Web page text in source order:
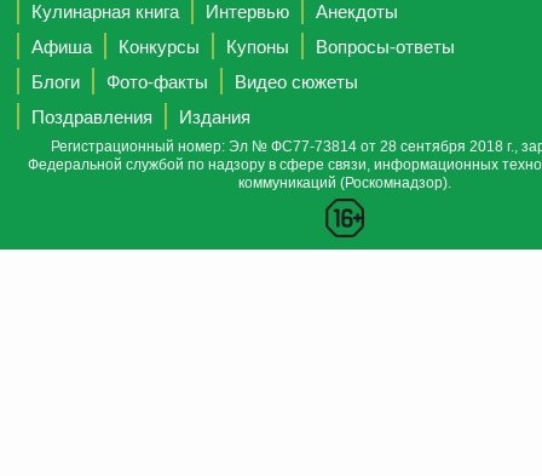
Кулинарная книга
Интервью
Анекдоты
Афиша
Конкурсы Купоны
Вопросы-ответы
Блоги
Фото-факты
Видео сюжеты
Поздравления
Издания
Регистрационный номер: Эл № ФС77-73814 от 28 сентября 2018 г.,
Федеральной службой по надзору в сфере связи, информационных
коммуникаций (Роскомнадзор).